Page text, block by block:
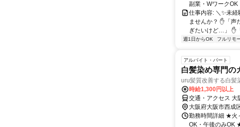
副業・WワークOK
仕事内容: ＼✨未
ませんか？ ✋「
ぎたいけど…」 ✋
週1日からOK フルリモ
アルバイト・パート
白髪染め専門
uru髪質改善する白
時給1,300円以上
交通・アクセス 大
大阪府大阪市西成
勤務時間詳細 ★火
OK・午後のみOK